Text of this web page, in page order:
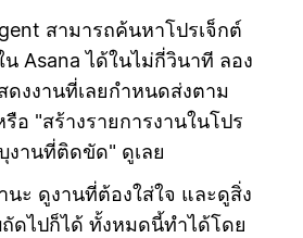
สามารถค้นหาโปรเจ็กต์
Asana ได้ในไม่กี่วินาที ลอง
ดงงานที่เลยกำหนดส่งตาม
อ "สร้างรายการงานในโปร
งานที่ติดขัด" ดูเลย
นะ ดูงานที่ต้องใส่ใจ และดูสิ่ง
ดไปก็ได้ ทั้งหมดนี้ทำได้โดย